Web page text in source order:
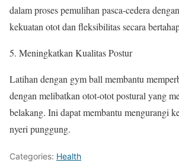
dalam proses pemulihan pasca-cedera
kekuatan otot dan fleksibilitas secara
Meningkatkan Kualitas Postur
Latihan dengan gym ball membantu
dengan melibatkan otot-otot postural yang
belakang. Ini dapat membantu mengurangi
nyeri punggung.
Categories: Health